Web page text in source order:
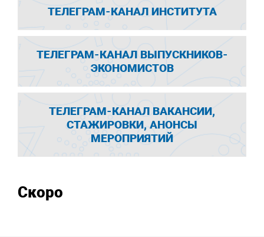
ТЕЛЕГРАМ-КАНАЛ ИНСТИТУТА
ТЕЛЕГРАМ-КАНАЛ ВЫПУСКНИКОВ-
ЭКОНОМИСТОВ
ТЕЛЕГРАМ-КАНАЛ ВАКАНСИИ,
СТАЖИРОВКИ, АНОНСЫ
МЕРОПРИЯТИЙ
Скоро